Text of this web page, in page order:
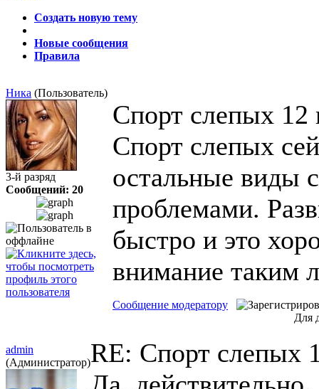
Создать новую тему
Новые сообщения
Правила
Ника (Пользователь)
3-й разряд
Сообщений: 20
Спорт слепых 12
Спорт слепых
остальные виды
проблемами.
быстро и это
внимание таким
Сообщение модератору
Для
admin
(Администратор)RE: Спорт слепых